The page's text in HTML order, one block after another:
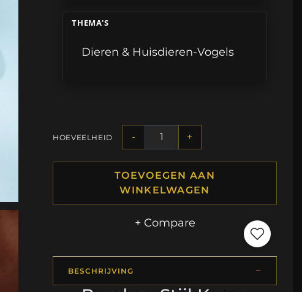
THEMA'S
Dieren & Huisdieren-Vogels
HOEVEELHEID - +
TOEVOEGEN AAN
WINKELWAGEN
+ Compare
BESCHRIJVING